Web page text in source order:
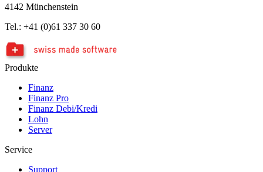
4142 Münchenstein
Tel.: +41 (0)61 337 30 60
Produkte
Finanz
Finanz Pro
Finanz Debi/Kredi
Lohn
Server
Service
Support